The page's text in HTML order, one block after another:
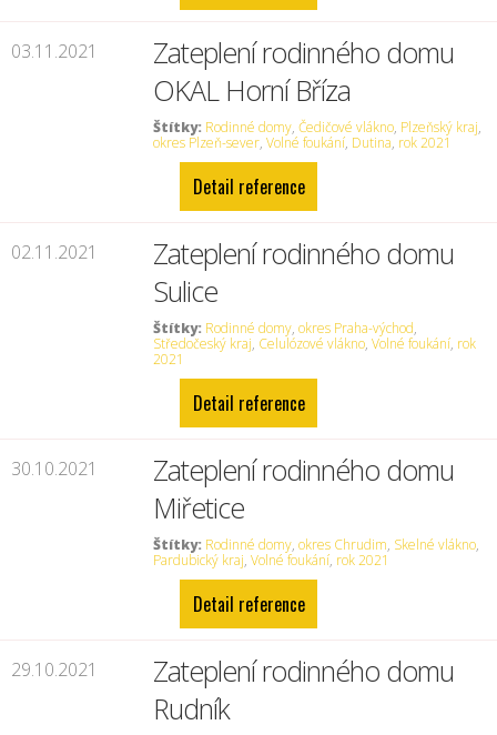
03.11.2021
Zateplení rodinného domu
OKAL Horní Bříza
Štítky: Rodinné domy,Čedičové vlákno, Plzeňský kraj,
okres Plzeň-sever,Volné foukání, Dutina, rok 2021
Detail reference
02.11.2021
Zateplení rodinného domu
Sulice
Štítky: Rodinné domy,okres Praha-východ,
Středočeský kraj, Celulózové vlákno,Volné foukání, rok
2021
Detail reference
30.10.2021
Zateplení rodinného domu
Miřetice
Štítky: Rodinné domy,okres Chrudim, Skelné vlákno,
Pardubický kraj,Volné foukání, rok 2021
Detail reference
29.10.2021
Zateplení rodinného domu
Rudník